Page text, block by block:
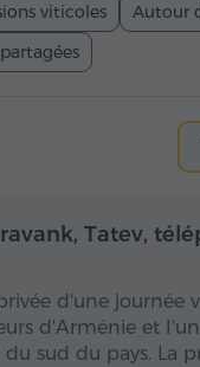
viticoles Autour
Toute la journée
Tatev,
d'une journée
d'Arménie et
sud du pays. La